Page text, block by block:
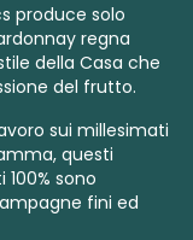
produce solo
regna
della Casa che
del frutto.
sui millesimati
questi
100% sono
fini ed